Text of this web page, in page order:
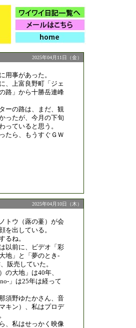
2025年04月11日（金）
用事があった。
、上富良野町「ジェ
路」から十勝岳連峰
ーの路は、まだ、観
ったが、今月の下旬
っていると思う。
たら、もうすぐＧＷ
2025年04月10日（木）
トウ（蕗の薹）が会
を出している。
るね。
以前に、ビデオ「彩
地」と「夢のとき-
販売していた。
の大地」は40年、
」は25年は経って
須野ゆたかさん、音
キン）、私はプロデ
、私はせっかく映像